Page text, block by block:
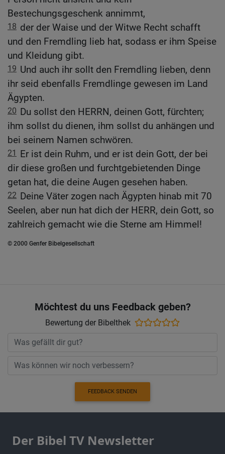
Bestechungsgeschenk annimmt,
18 der der Waise und der Witwe Recht schafft
und den Fremdling lieb hat, sodass er ihm Speise
und Kleidung gibt.
19 Und auch ihr sollt den Fremdling lieben, denn
ihr seid ebenfalls Fremdlinge gewesen im Land
Ägypten.
20 Du sollst den HERRN, deinen Gott, fürchten;
ihm sollst du dienen, ihm sollst du anhängen und
bei seinem Namen schwören.
21
Er ist dein Ruhm, und er ist dein Gott, der bei
dir diese großen und furchtgebietenden Dinge
getan hat, die deine Augen gesehen haben.
22 Deine Väter zogen nach Ägypten hinab mit 70
Seelen, aber nun hat dich der HERR, dein Gott, so
zahlreich gemacht wie die Sterne am Himmel!
© 2000 Genfer Bibelgesellschaft
Möchtest du uns Feedback geben?
Bewertung der Bibelthek
FEEDBACK SENDEN
Der Bibel TV Newsletter